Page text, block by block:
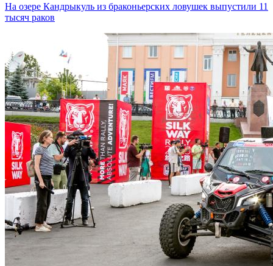
На озере Кандрыкуль из браконьерских ловушек выпустили 11
тысяч раков